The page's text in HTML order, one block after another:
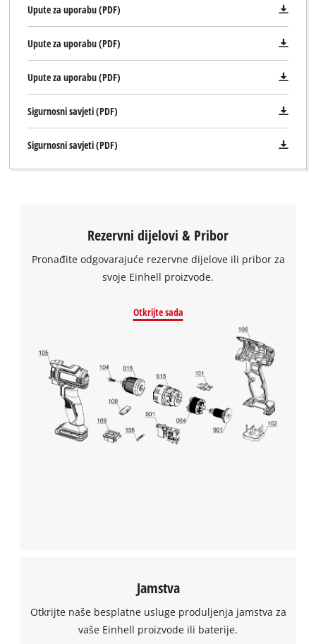
Trebamo vaše dopuštenje za učitavanje
Google Maps usluge!
the site with their CMP to add this content
Powered byUsercentrics Consent
Upute za uporabu (PDF)
Upute za uporabu (PDF)
Upute za uporabu (PDF)
Sigurnosni savjeti (PDF)
Sigurnosni savjeti (PDF)
Rezervni dijelovi & Pribor
Pronađite odgovarajuće rezervne dijelove ili pribor za
svoje Einhell proizvode.
Otkrijte sada
Jamstva
Otkrijte naše besplatne usluge produljenja jamstva za
vaše Einhell proizvode ili baterije.